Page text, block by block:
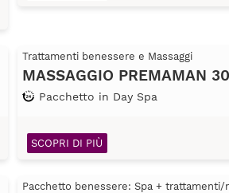
Trattamenti benessere e Massaggi
MASSAGGIO PREMAMAN
Pacchetto in Day Spa
SCOPRI DI PIÙ
Pacchetto benessere: Spa + trattamenti/